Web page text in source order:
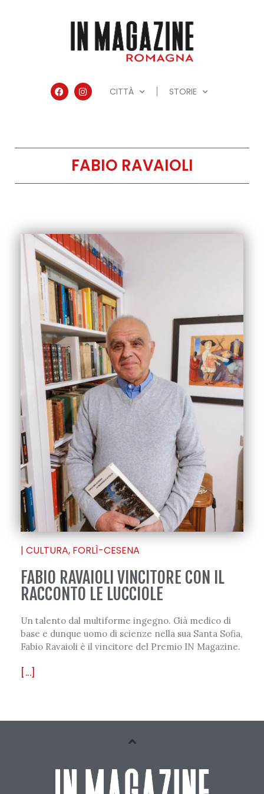
CITTÀ STORIE
FABIO RAVAIOLI
| CULTURA, FORLÌ-CESENA
FABIO RAVAIOLI VINCITORE CON IL
RACCONTO LE LUCCIOLE
Un talento dal multiforme ingegno. Già medico di
base e dunque uomo di scienze nella sua Santa Sofia,
Fabio Ravaioli è il vincitore del Premio IN Magazine.
[...]